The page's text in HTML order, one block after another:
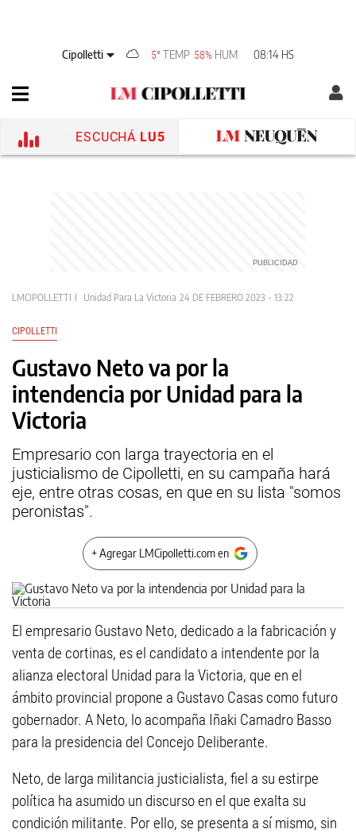
Cipolletti 5°TEMP 58% HUM 08:14 HS
ESCUCHÁ LU5
LMCIPOLLETTI Unidad Para La Victoria 24 DE FEBRERO 2023 - 13:22
CIPOLLETTI
Gustavo Neto va por la
intendencia por Unidad para la
Victoria
Empresario con larga trayectoria en el
justicialismo de Cipolletti, en su campaña hará
eje, entre otras cosas, en que en su lista "somos
peronistas".
+ Agregar LMCipolletti.com en
El empresario Gustavo Neto, dedicado a la fabricación y
venta de cortinas, es el candidato a intendente por la
alianza electoral Unidad para la Victoria, que en el
ámbito provincial propone a Gustavo Casas como futuro
gobernador. A Neto, lo acompaña Iñaki Camadro Basso
para la presidencia del Concejo Deliberante.
Neto, de larga militancia justicialista, fiel a su estirpe
política ha asumido un discurso en el que exalta su
condición militante. Por ello, se presenta a sí mismo, sin